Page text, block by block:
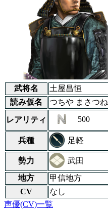
武将名
土屋昌恒
読み仮名
つちや まさつね
レアリティ 500
兵種 足軽
勢力 武田
地方
甲信地方
CV
なし
声優(CV)一覧